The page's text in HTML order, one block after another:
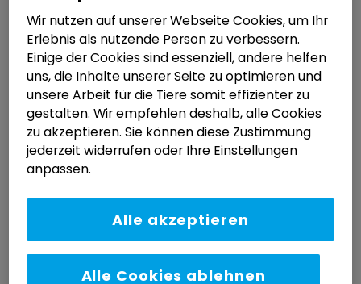
Drohnenregeln und ihre Folgen
22. MAI 2024 ALINA KUZEIANDHANNAH HOTZ
Jedes Jahr müssen Landwirt:innen für die Ernte
ausgedehnte Flächen mähen. Dabei werden teils
sehr große Mähmaschinen eingesetzt, die das Gras
schnell und effizient schneiden sollen. Doch diese
Maschinen stellen eine erhebliche Bedrohung für
Wir nutzen auf unserer Webseite Cookies, um Ihr
Erlebnis als nutzende Person zu verbessern.
Einige der Cookies sind essenziell, andere helfen
uns, die Inhalte unserer Seite zu optimieren und
unsere Arbeit für die Tiere somit effizienter zu
gestalten. Wir empfehlen deshalb, alle Cookies
zu akzeptieren. Sie können diese Zustimmung
jederzeit widerrufen oder Ihre Einstellungen
anpassen.
Alle Cookies ablehnen
Alle akzeptieren